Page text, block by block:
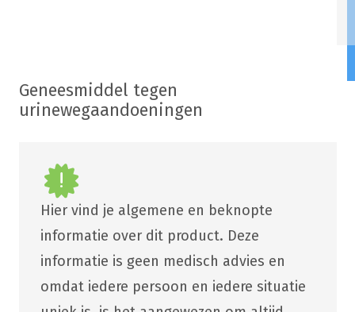
Geneesmiddel tegen
urinewegaandoeningen
Hier vind je algemene en beknopte
informatie over dit product. Deze
informatie is geen medisch advies en
omdat iedere persoon en iedere situatie